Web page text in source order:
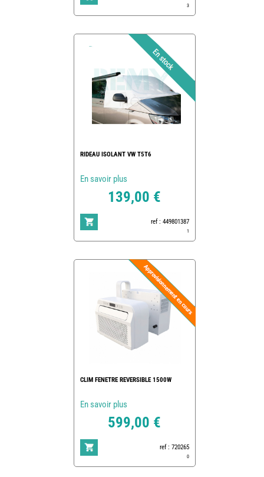
3
RIDEAU ISOLANT VW T5T6
En savoir plus
139,00 €
ref : 449801387
1
CLIM FENETRE REVERSIBLE 1500W
En savoir plus
599,00 €
ref : 720265
0